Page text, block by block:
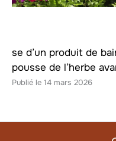
se d’un produit de
pousse de l’herbe
14 mars 2026